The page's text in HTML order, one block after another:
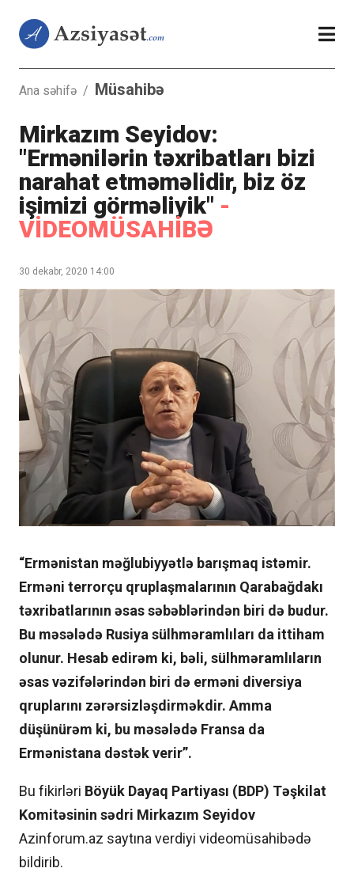
Ana səhifə / Müsahibə
Mirkazım Seyidov:
"Ermənilərin təxribatları bizi
narahat etməməlidir, biz öz
işimizi görməliyik" -
VİDEOMÜSAHİBƏ
30 dekabr, 2020 14:00
“Ermənistan məğlubiyyətlə barışmaq istəmir.
Erməni terrorçu qruplaşmalarının Qarabağdakı
təxribatlarının əsas səbəblərindən biri də budur.
Bu məsələdə Rusiya sülhməramlıları da ittiham
olunur. Hesab edirəm ki, bəli, sülhməramlıların
əsas vəzifələrindən biri də erməni diversiya
qruplarını zərərsizləşdirməkdir. Amma
düşünürəm ki, bu məsələdə Fransa da
Ermənistana dəstək verir”.
Bu fikirləri Böyük Dayaq Partiyası (BDP) Təşkilat
Komitəsinin sədri Mirkazım Seyidov
Azinforum.az saytına verdiyi videomüsahibədə
bildirib.